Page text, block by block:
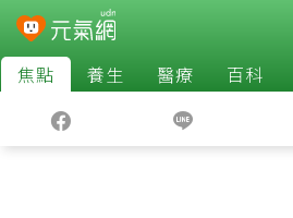
焦點 養生 醫療 百科